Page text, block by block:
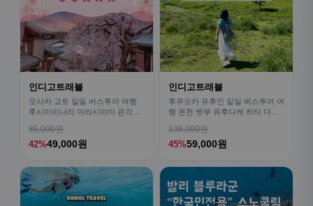
인디고트래블
오사카 교토 일일 버스투어 여행
후시미이나리 아라시야마 은각사
85,000원
42%49,000원
인디고트래블
후쿠오카 유후인 일일 버스투어 여
행 온천 벳부 유후다케 히타 다자
108,000원
45%59,000원